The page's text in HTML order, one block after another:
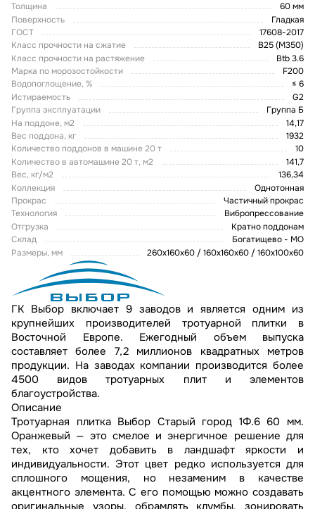
Толщина
60 мм
Поверхность
Гладкая
ГОСТ
17608-2017
Класс прочности на сжатие
В25 (М350)
Класс прочности на растяжение
Btb 3.6
Марка по морозостойкости
F200
Водопоглощение, %
≤ 6
Истираемость
G2
Группа эксплуатации
Группа Б
На поддоне, м2
14,17
Вес поддона, кг
1932
Количество поддонов в машине 20 т
10
Количество в автомашине 20 т, м2
141,7
Вес, кг/м2
136,34
Коллекция
Однотонная
Прокрас
Частичный прокрас
Технология
Вибропрессование
Отгрузка
Кратно поддонам
Склад
Богатищево - МО
Размеры, мм
260х160х60 / 160х160х60 / 160х100х60
ГК Выбор включает 9 заводов и является одним из
крупнейших производителей тротуарной плитки в
Восточной Европе. Ежегодный объем выпуска
составляет более 7,2 миллионов квадратных метров
продукции. На заводах компании производится более
4500 видов тротуарных плит и элементов
благоустройства.
Описание
Тротуарная плитка Выбор Старый город 1Ф.6 60 мм.
Оранжевый — это смелое и энергичное решение для
тех, кто хочет добавить в ландшафт яркости и
индивидуальности. Этот цвет редко используется для
сплошного мощения, но незаменим в качестве
акцентного элемента. С его помощью можно создавать
оригинальные узоры, обрамлять клумбы, зонировать